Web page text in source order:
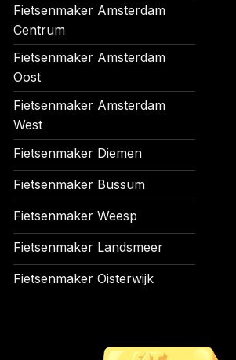
Fietsenmaker Amsterdam
Centrum
Fietsenmaker Amsterdam
Oost
Fietsenmaker Amsterdam
West
Fietsenmaker Diemen
Fietsenmaker Bussum
Fietsenmaker Weesp
Fietsenmaker Landsmeer
Fietsenmaker Oisterwijk